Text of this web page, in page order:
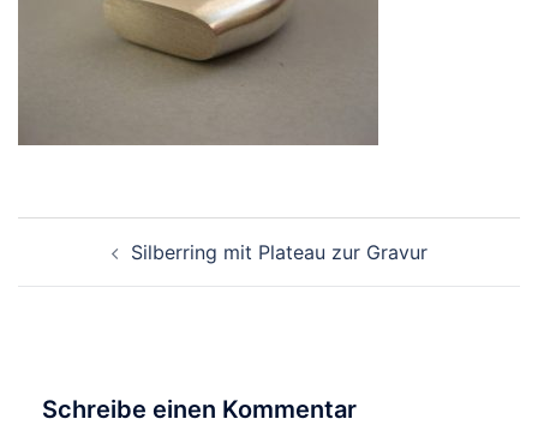
Silberring mit Plateau zur Gravur
Schreibe einen Kommentar